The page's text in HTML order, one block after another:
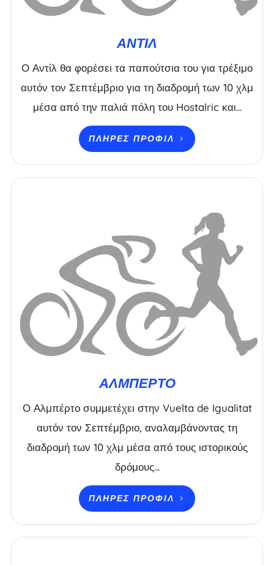
ΆΝΤΙΛ
Ο Αντίλ θα φορέσει τα παπούτσια του για τρέξιμο
αυτόν τον Σεπτέμβριο για τη διαδρομή των 10 χλμ
μέσα από την παλιά πόλη του Hostalric και...
ΠΛΉΡΕΣ ΠΡΟΦΊΛ
ΑΛΜΠΈΡΤΟ
Ο Αλμπέρτο συμμετέχει στην Vuelta de Igualitat
αυτόν τον Σεπτέμβριο, αναλαμβάνοντας τη
διαδρομή των 10 χλμ μέσα από τους ιστορικούς
δρόμους...
ΠΛΉΡΕΣ ΠΡΟΦΊΛ